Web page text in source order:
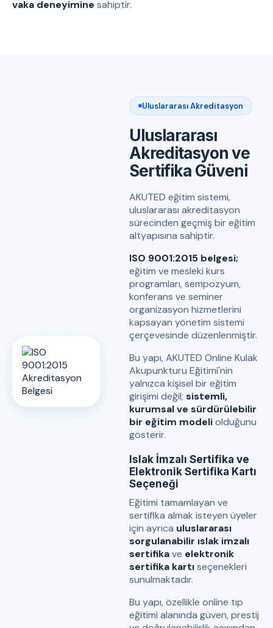
vaka deneyimine sahiptir.
Uluslararası Akreditasyon
Uluslararası
Akreditasyon ve
Sertifika Güveni
AKUTED eğitim sistemi,
uluslararası akreditasyon
sürecinden geçmiş bir eğitim
altyapısına sahiptir.
ISO 9001:2015 belgesi;
eğitim ve mesleki kurs
programları, sempozyum,
konferans ve seminer
organizasyon hizmetlerini
kapsayan yönetim sistemi
çerçevesinde düzenlenmiştir.
Bu yapı, AKUTED Online Kulak
Akupunkturu Eğitimi'nin
yalnızca kişisel bir eğitim
girişimi değil; sistemli,
kurumsal ve sürdürülebilir
bir eğitim modeliolduğunu
gösterir.
Islak İmzalı Sertifika ve
Elektronik Sertifika Kartı
Seçeneği
Eğitimi tamamlayan ve
sertifika almak isteyen üyeler
için ayrıca uluslararası
sorgulanabilir ıslak imzalı
sertifikave elektronik
sertifika kartıseçenekleri
sunulmaktadır.
Bu yapı, özellikle online tıp
eğitimi alanında güven, prestij